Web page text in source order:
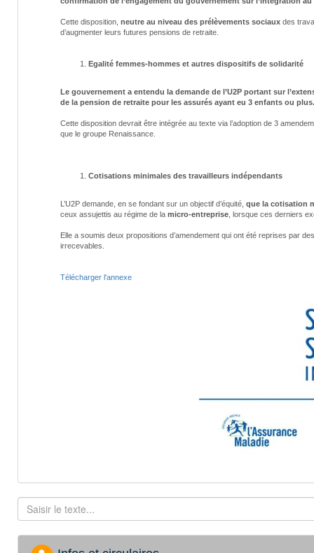
Cette disposition, neutre au niveau des prélèvements sociaux des
d’augmenter leurs futures pensions de retraite.
Egalité femmes-hommes et autres dispositifs de solidarité
Le gouvernement a entendu la demande de l’U2P portant sur
de la pension de retraite pour les assurés ayant eu 3 enfants ou plus.
Cette disposition devrait être intégrée au texte via l’adoption de 3
que le groupe Renaissance.
Cotisations minimales des travailleurs indépendants
L’U2P demande, en se fondant sur un objectif d’équité, que la cotisation
ceux assujettis au régime de la micro-entreprise , lorsque ces derniers
Elle a soumis deux propositions d’amendement qui ont été reprises par
irrecevables.
Télécharger l'annexe